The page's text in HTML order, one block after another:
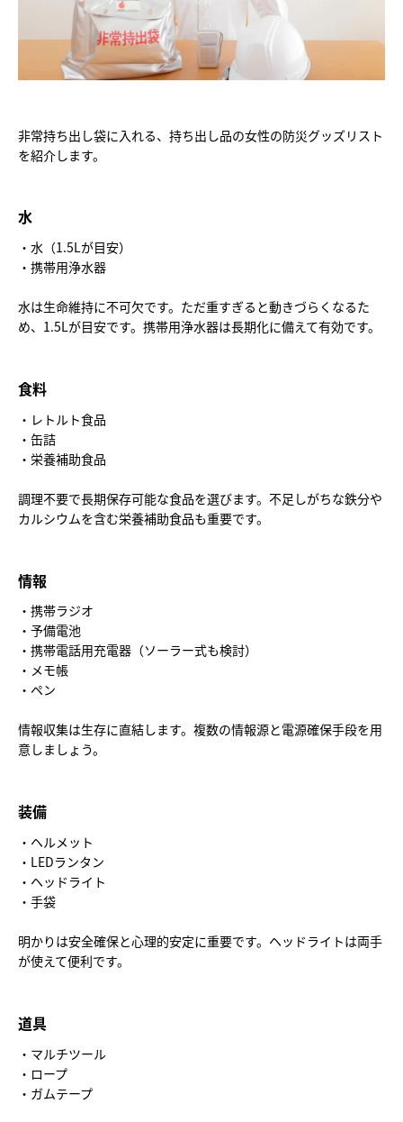
非常持ち出し袋に入れる、持ち出し品の女性の防災グッズリスト
を紹介します。
水
・水（1.5Lが目安）
・携帯用浄水器
水は生命維持に不可欠です。ただ重すぎると動きづらくなるた
め、1.5Lが目安です。携帯用浄水器は長期化に備えて有効です。
食料
・レトルト食品
・缶詰
・栄養補助食品
調理不要で長期保存可能な食品を選びます。不足しがちな鉄分や
カルシウムを含む栄養補助食品も重要です。
情報
・携帯ラジオ
・予備電池
・携帯電話用充電器（ソーラー式も検討）
・メモ帳
・ペン
情報収集は生存に直結します。複数の情報源と電源確保手段を用
意しましょう。
装備
・ヘルメット
・LEDランタン
・ヘッドライト
・手袋
明かりは安全確保と心理的安定に重要です。ヘッドライトは両手
が使えて便利です。
道具
・マルチツール
・ロープ
・ガムテープ